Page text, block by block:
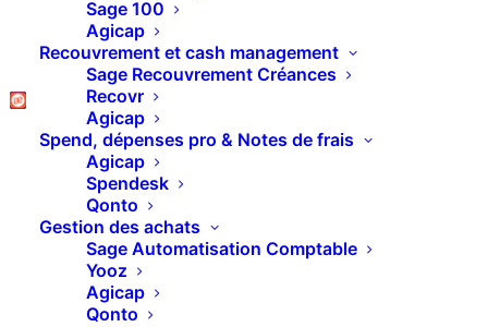
Sage 100
Agicap
Recouvrement et cash management
Sage Recouvrement Créances
Recovr
Agicap
Spend, dépenses pro & Notes de frais
Agicap
Spendesk
Qonto
Gestion des achats
Sage Automatisation Comptable
Yooz
Agicap
Qonto
Des fois on sait pas vraiment ce que c’est, ni à
quoi ça sert.
Avant de commencer, il est important de préciser
que ça n’a rien à voir avec la collection de livres
sulfureux SAS!
Mais alors qu’est ce que c’est le mode SaaS et
quels avantages on peut en tirer.
C’est ce qu’on va voir ensemble dans cet article.